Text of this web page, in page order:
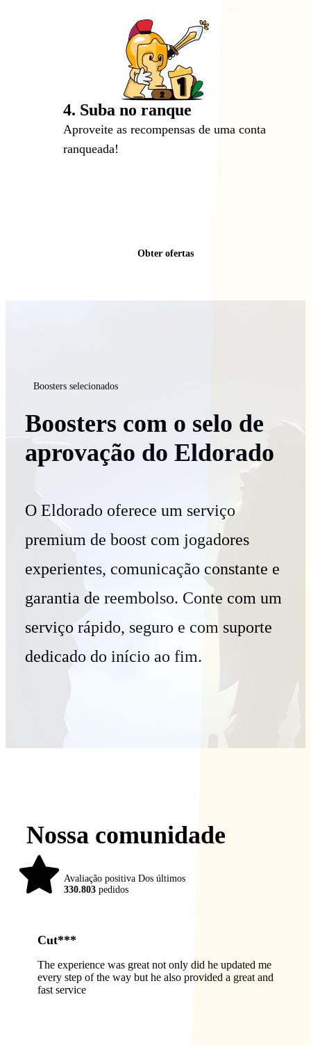
4. Suba no ranque
Aproveite as recompensas de uma conta
ranqueada!
Obter ofertas
Boosters selecionados
Boosters com o selo de
aprovação do Eldorado
O Eldorado oferece um serviço
premium de boost com jogadores
experientes, comunicação constante e
garantia de reembolso. Conte com um
serviço rápido, seguro e com suporte
dedicado do início ao fim.
Nossa comunidade
Avaliação positiva Dos últimos
330.803 pedidos
Cut***
The experience was great not only did he updated me
every step of the way but he also provided a great and
fast service